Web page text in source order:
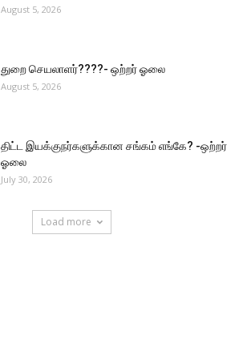
August 5, 2026
துறை செயலாளர்????- ஒற்றர் ஓலை
August 5, 2026
திட்ட இயக்குநர்களுக்கான சங்கம் எங்கே? -ஒற்றர்
ஓலை
July 30, 2026
Load more